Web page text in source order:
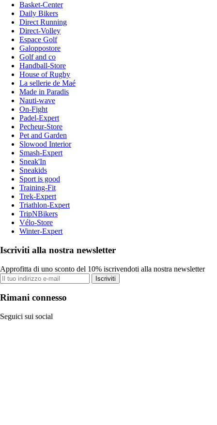
Basket-Center
Daily Bikers
Direct Running
Direct-Volley
Espace Golf
Galoppostore
Golf and co
Handball-Store
House of Rugby
La sellerie de Maé
Made in Paradis
Nauti-wave
On-Fight
Padel-Expert
Pecheur-Store
Pet and Garden
Slowood Interior
Smash-Expert
Sneak'In
Sneakids
Sport is good
Training-Fit
Trek-Expert
Triathlon-Expert
TripNBikers
Vélo-Store
Winter-Expert
Iscriviti alla nostra newsletter
Approfitta di uno sconto del 10% iscrivendoti alla nostra newsletter
Iscriviti
Rimani connesso
Seguici sui social